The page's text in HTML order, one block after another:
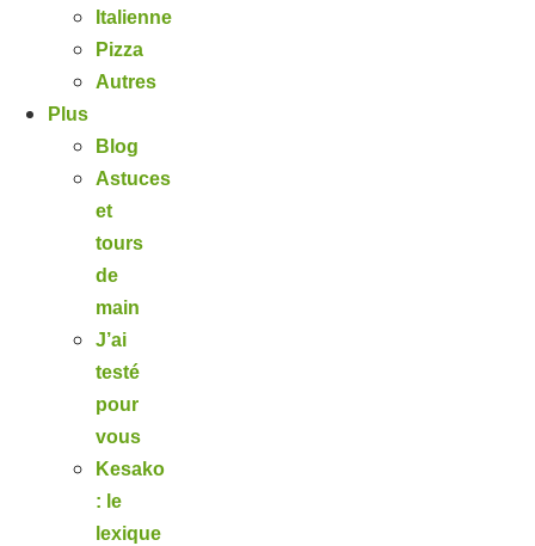
Italienne
Pizza
Autres
Plus
Blog
Astuces
et
tours
de
main
J’ai
testé
pour
vous
Kesako
: le
lexique